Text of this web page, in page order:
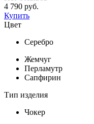
4 790 руб.
Купить
Цвет
Серебро
Жемчуг
Перламутр
Сапфирин
Тип изделия
Чокер